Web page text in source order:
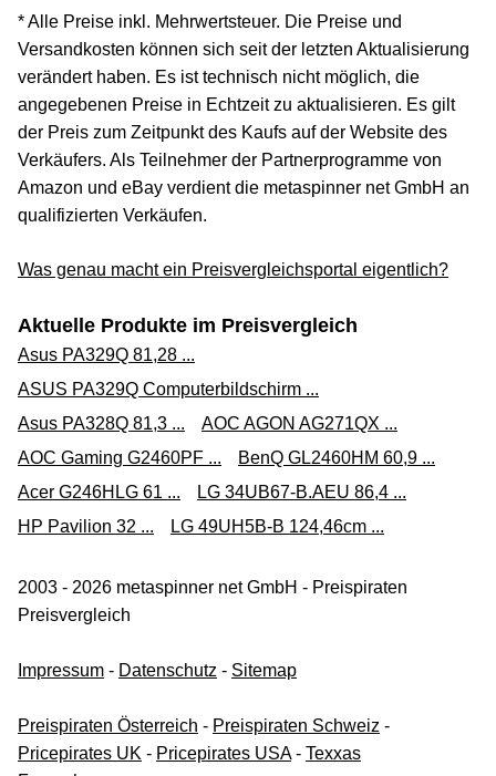
* Alle Preise inkl. Mehrwertsteuer. Die Preise und
Versandkosten können sich seit der letzten Aktualisierung
verändert haben. Es ist technisch nicht möglich, die
angegebenen Preise in Echtzeit zu aktualisieren. Es gilt
der Preis zum Zeitpunkt des Kaufs auf der Website des
Verkäufers. Als Teilnehmer der Partnerprogramme von
Amazon und eBay verdient die metaspinner net GmbH an
qualifizierten Verkäufen.
Was genau macht ein Preisvergleichsportal eigentlich?
Aktuelle Produkte im Preisvergleich
Asus PA329Q 81,28 ...
ASUS PA329Q Computerbildschirm ...
Asus PA328Q 81,3 ...
AOC AGON AG271QX ...
AOC Gaming G2460PF ...
BenQ GL2460HM 60,9 ...
Acer G246HLG 61 ...
LG 34UB67-B.AEU 86,4 ...
HP Pavilion 32 ...
LG 49UH5B-B 124,46cm ...
2003 - 2026 metaspinner net GmbH - Preispiraten
Preisvergleich
Impressum - Datenschutz - Sitemap
Preispiraten Österreich - Preispiraten Schweiz -
Pricepirates UK - Pricepirates USA- Texxas